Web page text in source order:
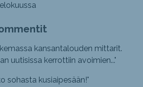
kansantalouden mittarit.
uutisissa kerrottiin avoimien..."
sohasta kusiaipesään!"